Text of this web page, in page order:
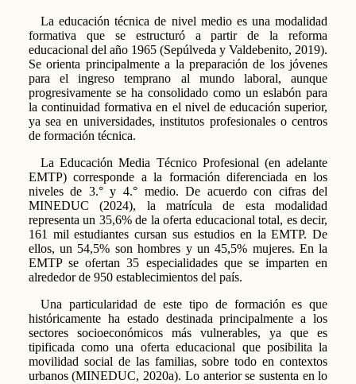
La educación técnica de nivel medio es una modalidad
formativa que se estructuró a partir de la reforma
educacional del año 1965 (Sepúlveda y Valdebenito, 2019).
Se orienta principalmente a la preparación de los jóvenes
para el ingreso temprano al mundo laboral, aunque
progresivamente se ha consolidado como un eslabón para
la continuidad formativa en el nivel de educación superior,
ya sea en universidades, institutos profesionales o centros
de formación técnica.
La Educación Media Técnico Profesional (en adelante
EMTP) corresponde a la formación diferenciada en los
niveles de 3.° y 4.° medio. De acuerdo con cifras del
MINEDUC (2024), la matrícula de esta modalidad
representa un 35,6% de la oferta educacional total, es decir,
161 mil estudiantes cursan sus estudios en la EMTP. De
ellos, un 54,5% son hombres y un 45,5% mujeres. En la
EMTP se ofertan 35 especialidades que se imparten en
alrededor de 950 establecimientos del país.
Una particularidad de este tipo de formación es que
históricamente ha estado destinada principalmente a los
sectores socioeconómicos más vulnerables, ya que es
tipificada como una oferta educacional que posibilita la
movilidad social de las familias, sobre todo en contextos
urbanos (MINEDUC, 2020a). Lo anterior se sustenta en lo